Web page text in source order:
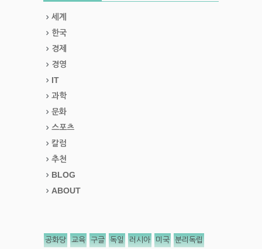
세계
한국
경제
경영
IT
과학
문화
스포츠
칼럼
추천
BLOG
ABOUT
공화당 교육 구글 독일 러시아 미국 분리독립